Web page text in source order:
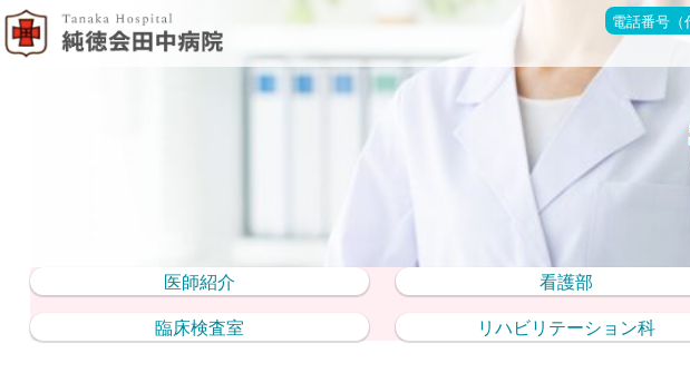
電話番号（
医師紹介 看護部
臨床検査室
リハビリテーション科